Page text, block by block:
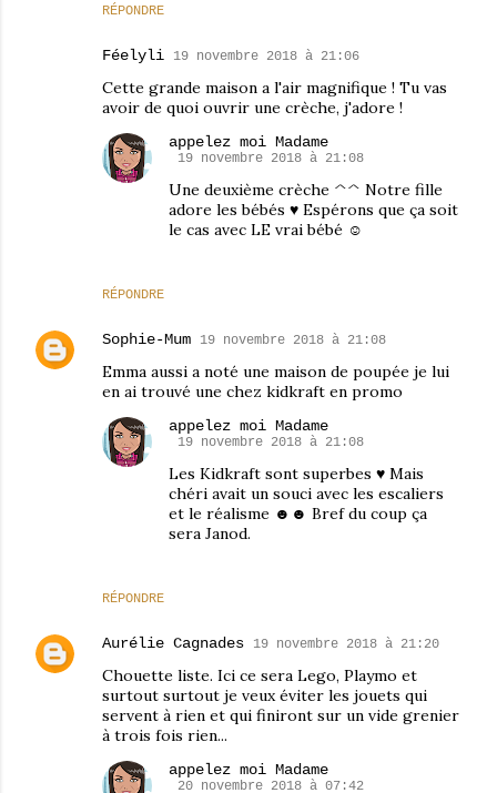
RÉPONDRE
Féelyli 19 novembre 2018 à 21:06
Cette grande maison a l'air magnifique ! Tu vas
avoir de quoi ouvrir une crèche, j'adore !
RÉPONDRE
appelez moi Madame
19 novembre 2018 à 21:08
Une deuxième crèche ^^ Notre fille
adore les bébés ♥ Espérons que ça soit
le cas avec LE vrai bébé ☺
Sophie-Mum 19 novembre 2018 à 21:08
Emma aussi a noté une maison de poupée je lui
en ai trouvé une chez kidkraft en promo
RÉPONDRE
appelez moi Madame
19 novembre 2018 à 21:08
Les Kidkraft sont superbes ♥ Mais
chéri avait un souci avec les escaliers
et le réalisme ☻☻ Bref du coup ça
sera Janod.
Aurélie Cagnades 19 novembre 2018 à 21:20
Chouette liste. Ici ce sera Lego, Playmo et
surtout surtout je veux éviter les jouets qui
servent à rien et qui finiront sur un vide grenier
à trois fois rien...
appelez moi Madame
20 novembre 2018 à 07:42